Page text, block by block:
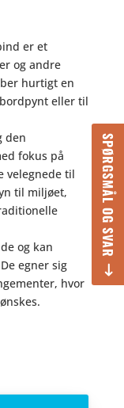
SPØRGSMÅL OG SVAR
er et
og andre
hurtigt en
eller til
den
fokus på
velegnede til
til miljøet,
og kan
egner sig
hvor